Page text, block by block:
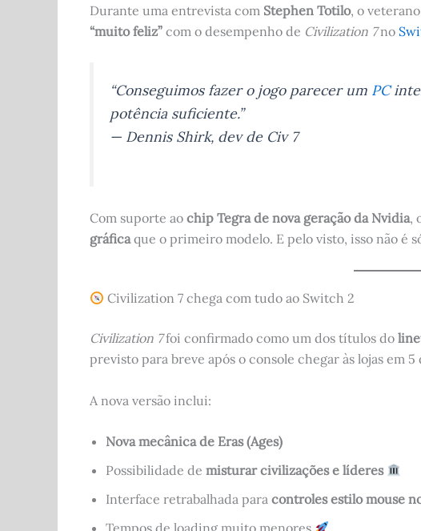
Durante uma entrevista com Stephen Totilo, o
“muito feliz” com o desempenho de Civilization 7no
“Conseguimos fazer o jogo parecer um PC
potência suficiente.”
— Dennis Shirk, dev de Civ 7
Com suporte ao chip Tegra de nova geração da Nvidia,
gráficaque o primeiro modelo. E pelo visto, isso não é
Civilization 7 chega com tudo ao Switch 2
Civilization 7foi confirmado como um dos títulos do
previsto para breve após o console chegar às lojas em 5
A nova versão inclui:
Nova mecânica de Eras (Ages)
Possibilidade de misturar civilizações e líderes
Interface retrabalhada para controles estilo mouse